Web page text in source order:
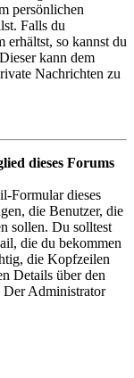
persönlichen
Falls du
erhältst, so kannst du
kann dem
Nachrichten zu
dieses Forums
Formular dieses
die Benutzer, die
sollen. Du solltest
die du bekommen
die Kopfzeilen
Details über den
Der Administrator